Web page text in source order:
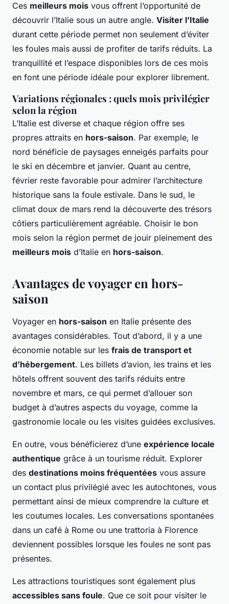
Ces meilleurs mois vous offrent l’opportunité de
découvrir l’Italie sous un autre angle. Visiter l’Italie
durant cette période permet non seulement d’éviter
les foules mais aussi de profiter de tarifs réduits. La
tranquillité et l’espace disponibles lors de ces mois
en font une période idéale pour explorer librement.
Variations régionales : quels mois privilégier
selon la région
L’Italie est diverse et chaque région offre ses
propres attraits en hors-saison. Par exemple, le
nord bénéficie de paysages enneigés parfaits pour
le ski en décembre et janvier. Quant au centre,
février reste favorable pour admirer l’architecture
historique sans la foule estivale. Dans le sud, le
climat doux de mars rend la découverte des trésors
côtiers particulièrement agréable. Choisir le bon
mois selon la région permet de jouir pleinement des
meilleurs mois d’Italie en hors-saison.
Avantages de voyager en hors-
saison
Voyager en hors-saison en Italie présente des
avantages considérables. Tout d’abord, il y a une
économie notable sur les frais de transport et
d’hébergement. Les billets d’avion, les trains et les
hôtels offrent souvent des tarifs réduits entre
novembre et mars, ce qui permet d’allouer son
budget à d’autres aspects du voyage, comme la
gastronomie locale ou les visites guidées exclusives.
En outre, vous bénéficierez d’une expérience locale
authentique grâce à un tourisme réduit. Explorer
des destinations moins fréquentées vous assure
un contact plus privilégié avec les autochtones, vous
permettant ainsi de mieux comprendre la culture et
les coutumes locales. Les conversations spontanées
dans un café à Rome ou une trattoria à Florence
deviennent possibles lorsque les foules ne sont pas
présentes.
Les attractions touristiques sont également plus
accessibles sans foule. Que ce soit pour visiter le